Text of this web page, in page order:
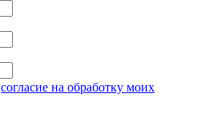
согласие на обработку моих